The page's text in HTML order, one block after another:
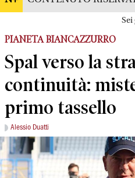
Sei
PIANETA BIANCAZZURRO
Spal verso la
continuità:
primo tassello
Alessio Duatti